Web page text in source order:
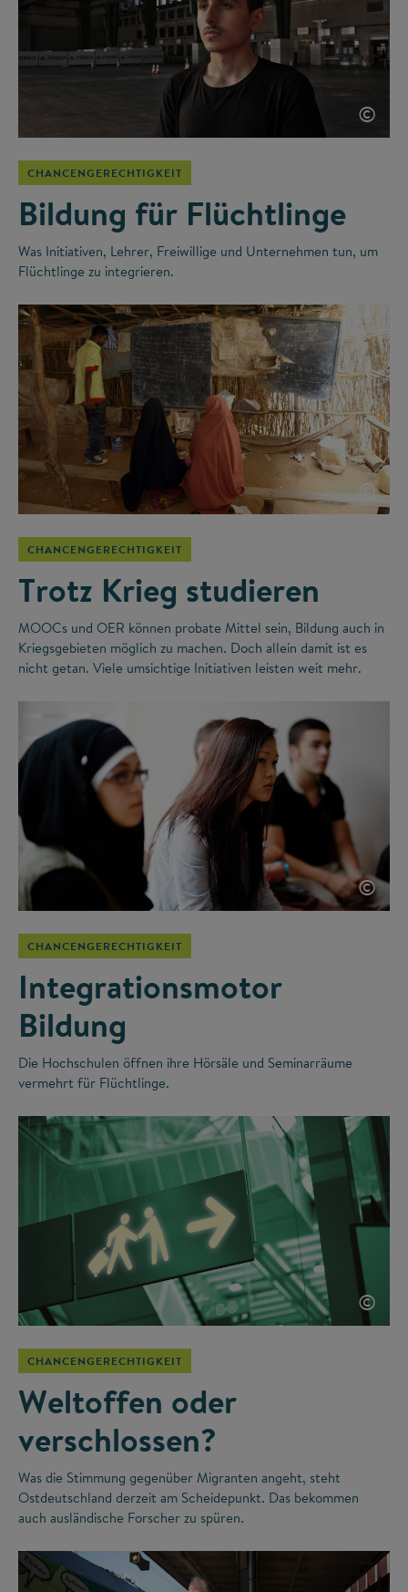
©
CHANCENGERECHTIGKEIT
Bildung für Flüchtlinge
Was Initiativen, Lehrer, Freiwillige und Unternehmen tun, um
Flüchtlinge zu integrieren.
©
CHANCENGERECHTIGKEIT
Trotz Krieg studieren
MOOCs und OER können probate Mittel sein, Bildung auch in
Kriegsgebieten möglich zu machen. Doch allein damit ist es
nicht getan. Viele umsichtige Initiativen leisten weit mehr.
©
CHANCENGERECHTIGKEIT
Integrationsmotor
Bildung
Die Hochschulen öffnen ihre Hörsäle und Seminarräume
vermehrt für Flüchtlinge.
©
CHANCENGERECHTIGKEIT
Weltoffen oder
verschlossen?
Was die Stimmung gegenüber Migranten angeht, steht
Ostdeutschland derzeit am Scheidepunkt. Das bekommen
auch ausländische Forscher zu spüren.